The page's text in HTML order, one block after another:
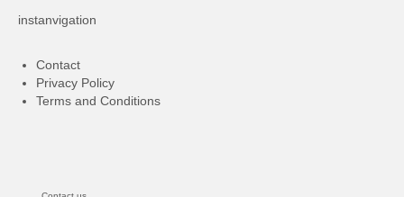
instanvigation
Contact
Privacy Policy
Terms and Conditions